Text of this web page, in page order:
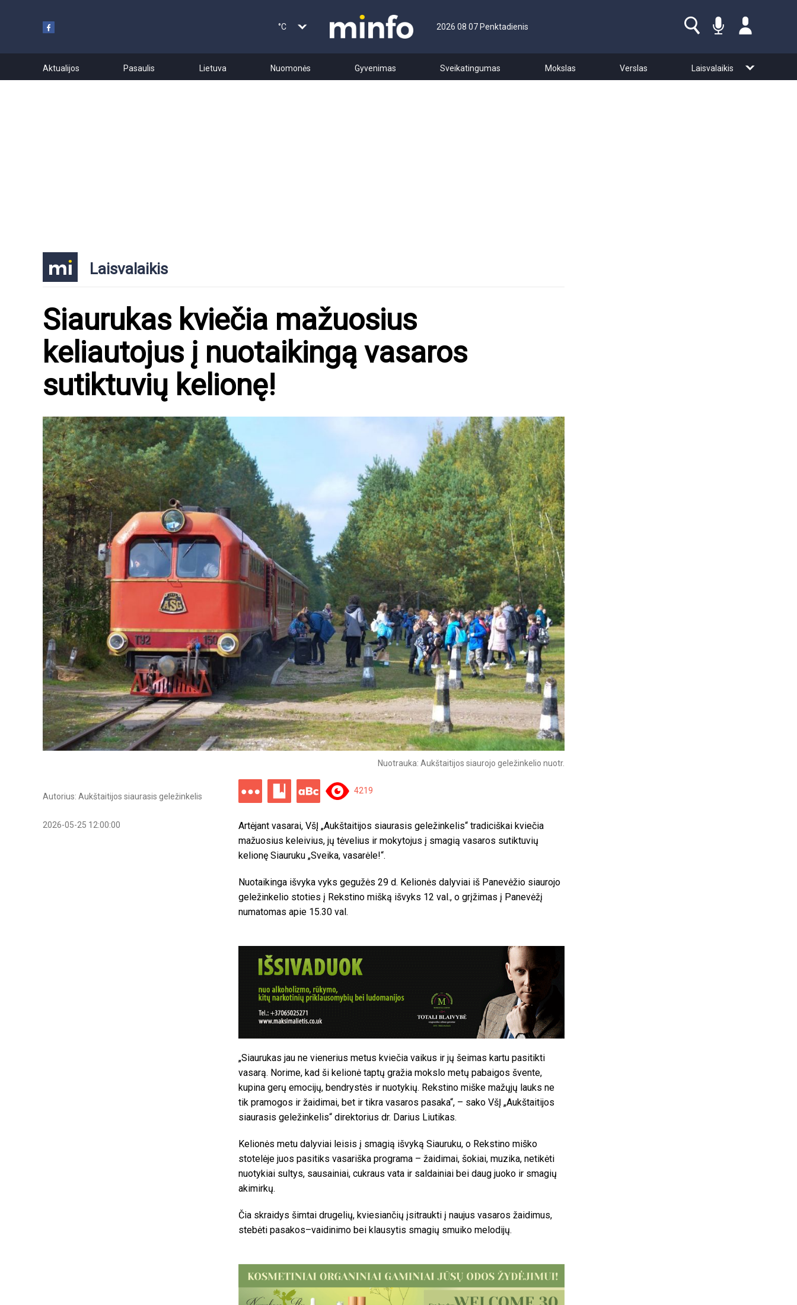
°C 2026 08 07 Penktadienis
Aktualijos Pasaulis Lietuva Nuomonės Gyvenimas Sveikatingumas Mokslas Verslas Laisvalaikis
Laisvalaikis
Siaurukas kviečia mažuosius
keliautojus į nuotaikingą vasaros
sutiktuvių kelionę!
Nuotrauka: Aukštaitijos siaurojo geležinkelio nuotr.
Autorius: Aukštaitijos siaurasis geležinkelis
4219
2026-05-25 12:00:00
Artėjant vasarai, VšĮ „Aukštaitijos siaurasis geležinkelis“ tradiciškai kviečia
mažuosius keleivius, jų tėvelius ir mokytojus į smagią vasaros sutiktuvių
kelionę Siauruku „Sveika, vasarėle!“.
Nuotaikinga išvyka vyks gegužės 29 d. Kelionės dalyviai iš Panevėžio siaurojo
geležinkelio stoties į Rekstino mišką išvyks 12 val., o grįžimas į Panevėžį
numatomas apie 15.30 val.
„Siaurukas jau ne vienerius metus kviečia vaikus ir jų šeimas kartu pasitikti
vasarą. Norime, kad ši kelionė taptų gražia mokslo metų pabaigos švente,
kupina gerų emocijų, bendrystės ir nuotykių. Rekstino miške mažųjų lauks ne
tik pramogos ir žaidimai, bet ir tikra vasaros pasaka“, – sako VšĮ „Aukštaitijos
siaurasis geležinkelis“ direktorius dr. Darius Liutikas.
Kelionės metu dalyviai leisis į smagią išvyką Siauruku, o Rekstino miško
stotelėje juos pasitiks vasariška programa – žaidimai, šokiai, muzika, netikėti
nuotykiai sultys, sausainiai, cukraus vata ir saldainiai bei daug juoko ir smagių
akimirkų.
Čia skraidys šimtai drugelių, kviesiančių įsitraukti į naujus vasaros žaidimus,
stebėti pasakos–vaidinimo bei klausytis smagių smuiko melodijų.